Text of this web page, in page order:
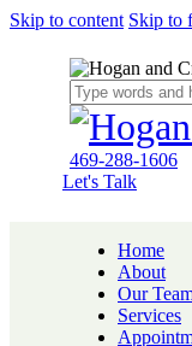
Skip to content Skip to
469-288-1606
Let's Talk
Home
About
Our
Services